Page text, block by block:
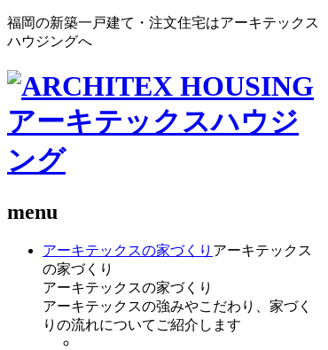
福岡の新築一戸建て・注文住宅はアーキテックス
ハウジングへ
menu
アーキテックスの家づくり アーキテックス
の家づくり
アーキテックスの家づくり
アーキテックスの強みやこだわり、家づく
りの流れについてご紹介します